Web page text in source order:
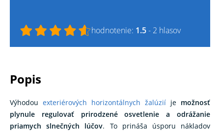
hodnotenie: 1.5- 2 hlasov
popis
Výhodou exteriérových horizontálnych žalúzií je možnosť
plynule regulovať prirodzené osvetlenie a odrážanie
priamych slnečných lúčov. To prináša úsporu nákladov